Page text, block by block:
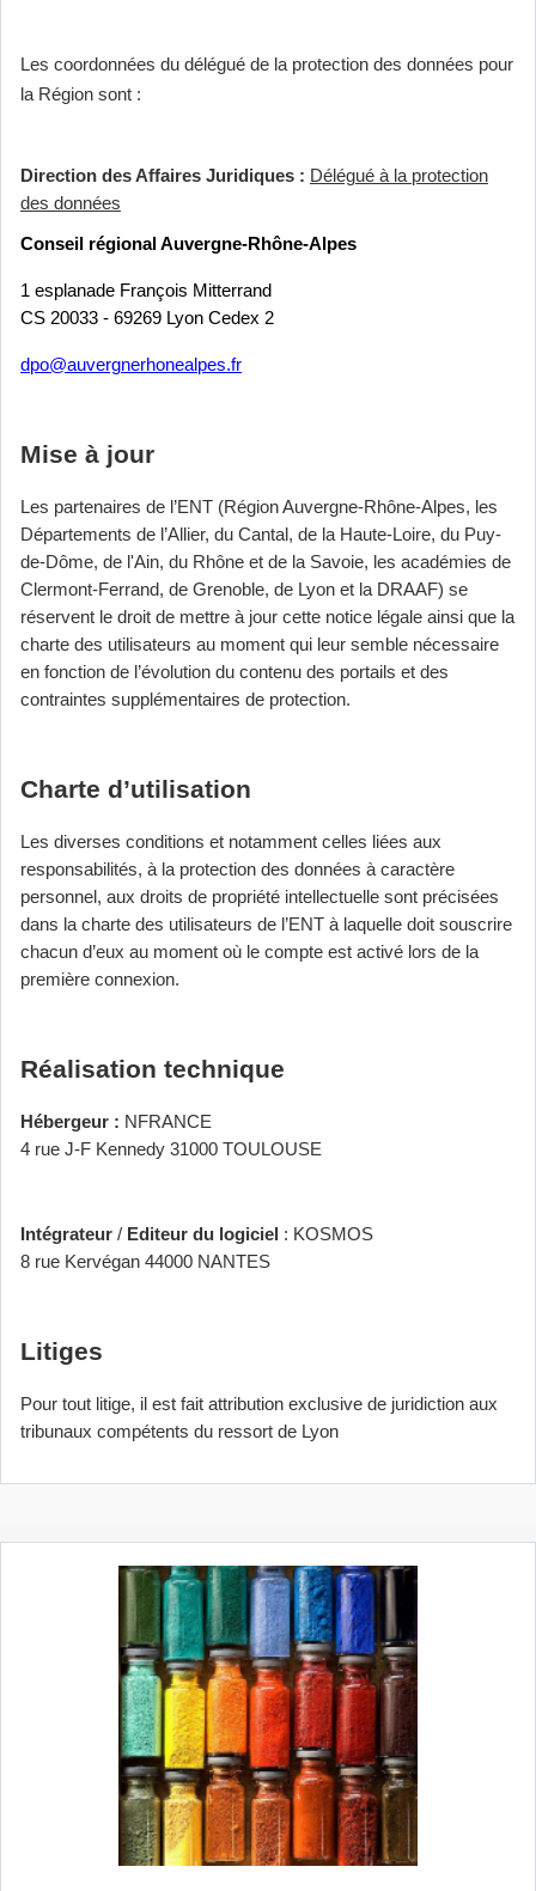
Les coordonnées du délégué de la protection des données pour
la Région sont :
Direction des Affaires Juridiques : Délégué à la protection
des données
Conseil régional Auvergne-Rhône-Alpes
1 esplanade François Mitterrand
CS 20033 - 69269 Lyon Cedex 2
dpo@auvergnerhonealpes.fr
Mise à jour
Les partenaires de l’ENT (Région Auvergne-Rhône-Alpes, les
Départements de l’Allier, du Cantal, de la Haute-Loire, du Puy-
de-Dôme, de l'Ain, du Rhône et de la Savoie, les académies de
Clermont-Ferrand, de Grenoble, de Lyon et la DRAAF) se
réservent le droit de mettre à jour cette notice légale ainsi que la
charte des utilisateurs au moment qui leur semble nécessaire
en fonction de l’évolution du contenu des portails et des
contraintes supplémentaires de protection.
Charte d’utilisation
Les diverses conditions et notamment celles liées aux
responsabilités, à la protection des données à caractère
personnel, aux droits de propriété intellectuelle sont précisées
dans la charte des utilisateurs de l’ENT à laquelle doit souscrire
chacun d’eux au moment où le compte est activé lors de la
première connexion.
Réalisation technique
Hébergeur : NFRANCE
4 rue J-F Kennedy 31000 TOULOUSE
Intégrateur / Editeur du logiciel : KOSMOS
8 rue Kervégan 44000 NANTES
Litiges
Pour tout litige, il est fait attribution exclusive de juridiction aux
tribunaux compétents du ressort de Lyon